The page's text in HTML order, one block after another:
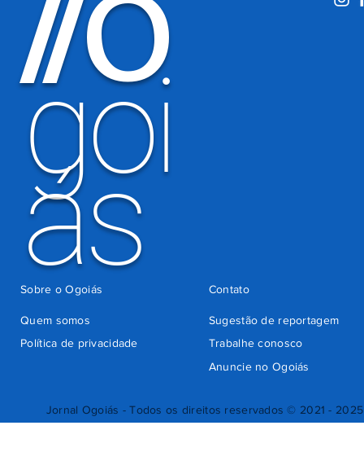
por
cobrança
indevida do
Detran-GO
há 6 dias
Jornal Ogoiás - Todos os direitos reservados © 2021 - 2025
//O
goi
ás
Quem somos
Sugestão de reportagem
Trabalhe conosco
Política de privacidade
Anuncie no Ogoiás
Contato
Sobre o Ogoiás